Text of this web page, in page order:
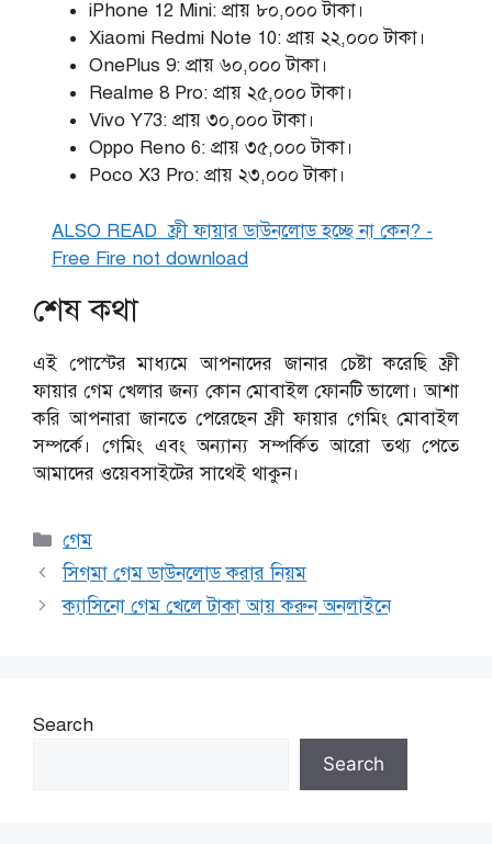
iPhone 12 Mini: প্রায় ৮০,০০০ টাকা।
Xiaomi Redmi Note 10: প্রায় ২২,০০০ টাকা।
OnePlus 9: প্রায় ৬০,০০০ টাকা।
Realme 8 Pro: প্রায় ২৫,০০০ টাকা।
Vivo Y73: প্রায় ৩০,০০০ টাকা।
Oppo Reno 6: প্রায় ৩৫,০০০ টাকা।
Poco X3 Pro: প্রায় ২৩,০০০ টাকা।
ALSO READ ফ্রী ফায়ার ডাউনলোড হচ্ছে না কেন? -
Free Fire not download
শেষ কথা
এই পোস্টের মাধ্যমে আপনাদের জানার চেষ্টা করেছি ফ্রী
ফায়ার গেম খেলার জন্য কোন মোবাইল ফোনটি ভালো। আশা
করি আপনারা জানতে পেরেছেন ফ্রী ফায়ার গেমিং মোবাইল
সম্পর্কে। গেমিং এবং অন্যান্য সম্পর্কিত আরো তথ্য পেতে
আমাদের ওয়েবসাইটের সাথেই থাকুন।
Categories
গেম
সিগমা গেম ডাউনলোড করার নিয়ম
ক্যাসিনো গেম খেলে টাকা আয় করুন অনলাইনে
Search
Search